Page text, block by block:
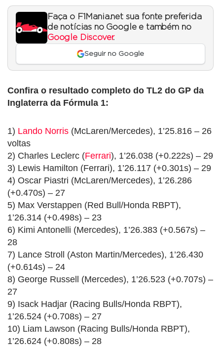
Faça o F1Mania.net sua fonte preferida
de notícias no Google e também no
Google Discover.
Seguir no Google
Confira o resultado completo do TL2 do GP da
Inglaterra da Fórmula 1:
1) Lando Norris (McLaren/Mercedes), 1’25.816 – 26
voltas
2) Charles Leclerc (Ferrari), 1’26.038 (+0.222s) – 29
3) Lewis Hamilton (Ferrari), 1’26.117 (+0.301s) – 29
4) Oscar Piastri (McLaren/Mercedes), 1’26.286
(+0.470s) – 27
5) Max Verstappen (Red Bull/Honda RBPT),
1’26.314 (+0.498s) – 23
6) Kimi Antonelli (Mercedes), 1’26.383 (+0.567s) –
28
7) Lance Stroll (Aston Martin/Mercedes), 1’26.430
(+0.614s) – 24
8) George Russell (Mercedes), 1’26.523 (+0.707s) –
27
9) Isack Hadjar (Racing Bulls/Honda RBPT),
1’26.524 (+0.708s) – 27
10) Liam Lawson (Racing Bulls/Honda RBPT),
1’26.624 (+0.808s) – 28